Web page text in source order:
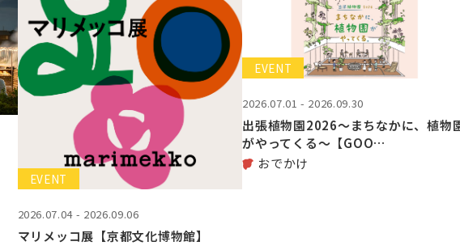
EVENT
2026.07.04 - 2026.09.06
マリメッコ展【京都文化博物館】
EVENT
2026.07.01 - 2026.09.30
出張植物園2026～まちなかに、植物
がやってくる～【GOO…
おでかけ